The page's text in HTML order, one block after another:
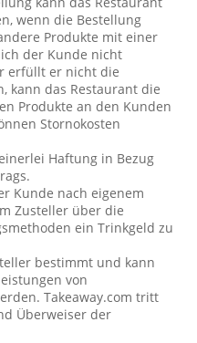
wenn die Bestellung
Produkte mit einer
der Kunde nicht
erfüllt er nicht die
kann das Restaurant die
Produkte an den Kunden
Stornokosten
Haftung in Bezug
Kunde nach eigenem
Zusteller über die
ein Trinkgeld zu
bestimmt und kann
von
Takeaway.com tritt
Überweiser der